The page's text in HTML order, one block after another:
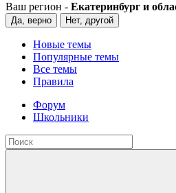
Ваш регион - Екатеринбург и
Да, верно Нет, другой
Новые темы
Популярные темы
Все темы
Правила
Форум
Школьники